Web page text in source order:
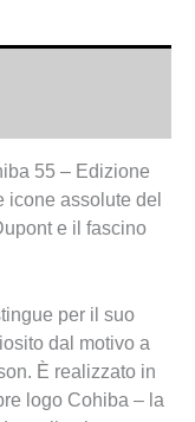
55 – Edizione
icone assolute del
e il fascino
per il suo
dal motivo a
È realizzato in
logo Cohiba – la